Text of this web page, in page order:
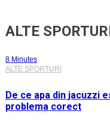
ALTE
8 Minutes
ALTE SPORTURI
De ce apa din jacuzzi
problema corect